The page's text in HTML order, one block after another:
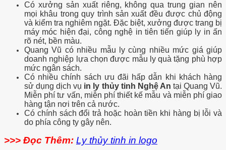
Có xưởng sản xuất riêng, không qua trung gian nên
mọi khâu trong quy trình sản xuất đều được chủ động
và kiểm tra nghiêm ngặt. Đặc biệt, xưởng được trang bị
máy móc hiện đại, công nghệ in tiên tiến giúp ly in ấn
rõ nét, bền màu.
Quang Vũ có nhiều mẫu ly cùng nhiều mức giá giúp
doanh nghiệp lựa chọn được mẫu ly quà tặng phù hợp
mức ngân sách.
Có nhiều chính sách ưu đãi hấp dẫn khi khách hàng
sử dụng dịch vụ in ly thủy tinh Nghệ An tại Quang Vũ.
Miễn phí tư vấn, miễn phí thiết kế mẫu và miễn phí giao
hàng tận nơi trên cả nước.
Có chính sách đổi trả hoặc hoàn tiền khi hàng bị lỗi và
do phía công ty gây nên.
>>> Đọc Thêm: Ly thủy tinh in logo